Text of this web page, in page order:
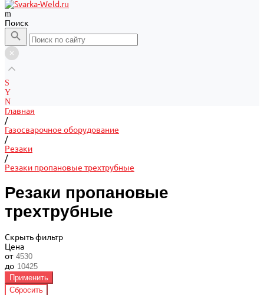
Поиск
Главная
/
Газосварочное оборудование
/
Резаки
/
Резаки пропановые трехтрубные
Резаки пропановые
трехтрубные
Скрыть фильтр
Цена
от
до